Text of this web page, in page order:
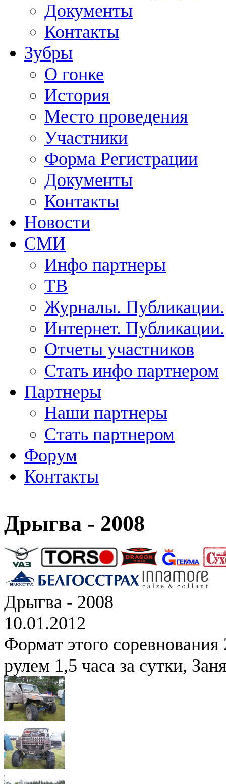
Документы
Контакты
Зубры
О гонке
История
Место проведения
Участники
Форма Регистрации
Документы
Контакты
Новости
СМИ
Инфо партнеры
ТВ
Журналы. Публикации.
Интернет. Публикации.
Отчеты участников
Стать инфо партнером
Партнеры
Наши партнеры
Стать партнером
Форум
Контакты
Дрыгва - 2008
Дрыгва - 2008
10.01.2012
Формат этого соревнования
рулем 1,5 часа за сутки,